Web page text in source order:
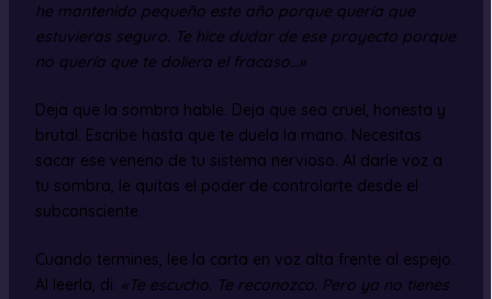
he mantenido pequeño este año porque quería que
estuvieras seguro. Te hice dudar de ese proyecto porque
no quería que te doliera el fracaso…»
Deja que la sombra hable. Deja que sea cruel, honesta y
brutal. Escribe hasta que te duela la mano. Necesitas
sacar ese veneno de tu sistema nervioso. Al darle voz a
tu sombra, le quitas el poder de controlarte desde el
subconsciente.
Cuando termines, lee la carta en voz alta frente al espejo.
Al leerla, di: «Te escucho. Te reconozco. Pero ya no tienes